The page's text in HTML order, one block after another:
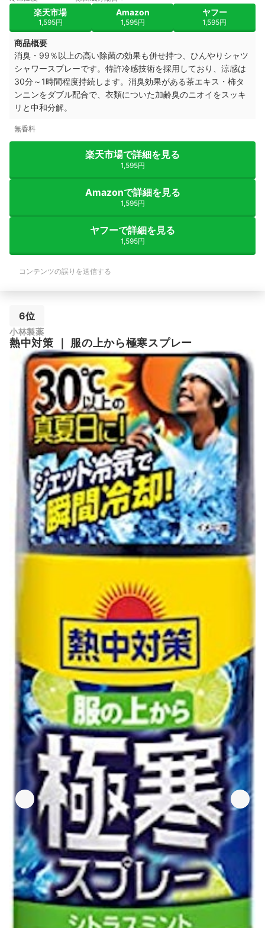
楽天市場
1,595円
Amazon
1,595円
ヤフー
1,595円
商品概要
消臭・99％以上の高い除菌の効果も併せ持つ、ひんやりシャツ
シャワースプレーです。特許冷感技術を採用しており、涼感は
30分～1時間程度持続します。消臭効果がある茶エキス・柿タ
ンニンをダブル配合で、衣類についた加齢臭のニオイをスッキ
リと中和分解。
無香料
楽天市場で詳細を見る
1,595円
Amazonで詳細を見る
1,595円
ヤフーで詳細を見る
1,595円
コンテンツの誤りを送信する
6位
小林製薬
熱中対策 服の上から極寒スプレー